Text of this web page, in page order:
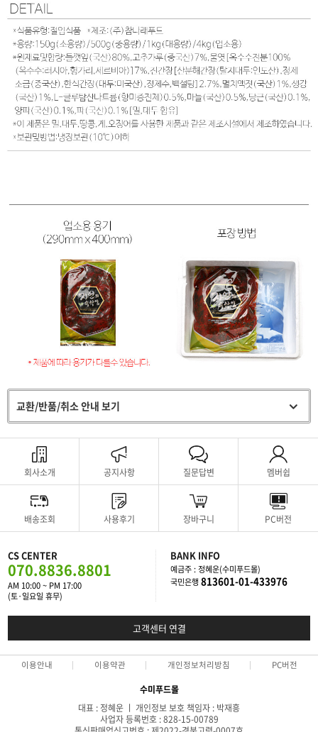
교환/반품/취소 안내 보기
회사소개 공지사항 질문답변 멤버쉽
배송조회 사용후기 장바구니 PC버전
CS CENTER
070.8836.8801
AM 10:00 ~ PM 17:00
(토·일요일 휴무)
BANK INFO
예금주 : 정혜운(수미푸드몰)
국민은행 813601-01-433976
고객센터 연결
이용안내 이용약관 개인정보처리방침 PC버전
수미푸드몰
대표 : 정혜운 ㅣ 개인정보 보호 책임자 : 박재흥
사업자 등록번호 : 828-15-00789